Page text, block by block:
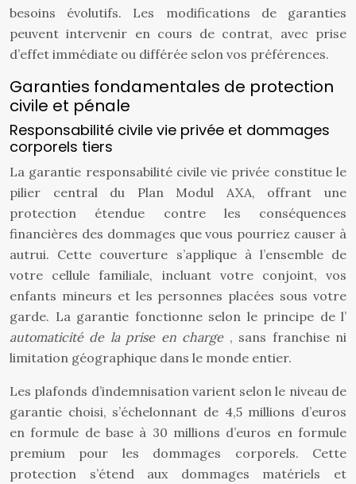
besoins évolutifs. Les modifications de garanties
peuvent intervenir en cours de contrat, avec prise
d’effet immédiate ou différée selon vos préférences.
Garanties fondamentales de protection
civile et pénale
Responsabilité civile vie privée et dommages
corporels tiers
La garantie responsabilité civile vie privée constitue le
pilier central du Plan Modul AXA, offrant une
protection étendue contre les conséquences
financières des dommages que vous pourriez causer à
autrui. Cette couverture s’applique à l’ensemble de
votre cellule familiale, incluant votre conjoint, vos
enfants mineurs et les personnes placées sous votre
garde. La garantie fonctionne selon le principe de l’
automaticité de la prise en charge , sans franchise ni
limitation géographique dans le monde entier.
Les plafonds d’indemnisation varient selon le niveau de
garantie choisi, s’échelonnant de 4,5 millions d’euros
en formule de base à 30 millions d’euros en formule
premium pour les dommages corporels. Cette
protection s’étend aux dommages matériels et